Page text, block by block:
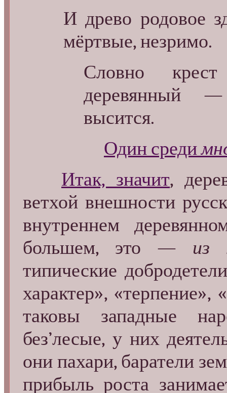
И древо родовое
мёртвые, незримо.
Словно крест
деревянный
высится.
Один среди
Итак, значит,
ветхой внешности
внутреннем
большем, это — из
типические
характер»,
таковы западные
без’лесые, у них
они пахари, баратели
прибыль роста